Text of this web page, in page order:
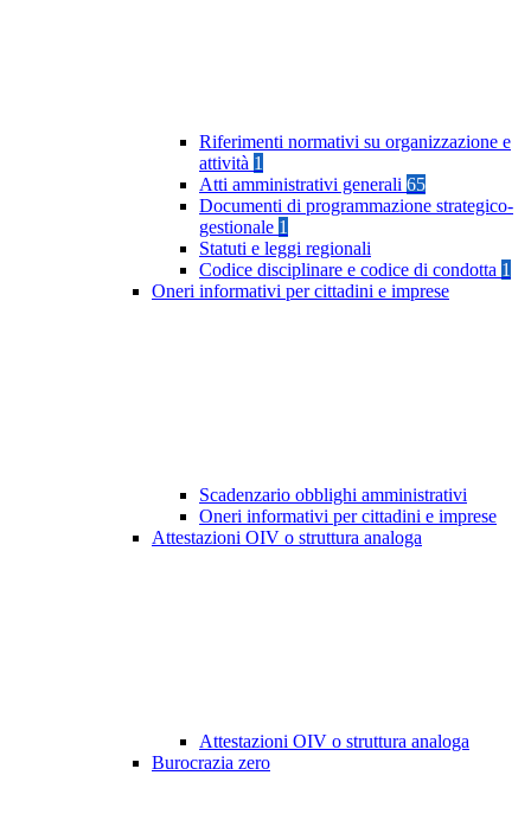
Riferimenti normativi su organizzazione e
attività 1
Atti amministrativi generali 65
Documenti di programmazione strategico-
gestionale 1
Statuti e leggi regionali
Codice disciplinare e codice di condotta 1
Oneri informativi per cittadini e imprese
Scadenzario obblighi amministrativi
Oneri informativi per cittadini e imprese
Attestazioni OIV o struttura analoga
Attestazioni OIV o struttura analoga
Burocrazia zero